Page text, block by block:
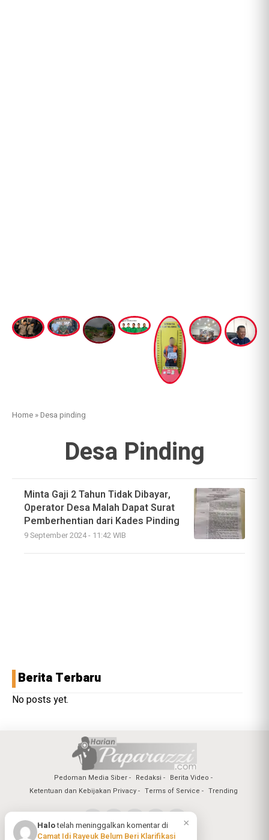
Home »Desa pinding
Desa Pinding
Minta Gaji 2 Tahun Tidak Dibayar,
Operator Desa Malah Dapat Surat
Pemberhentian dari Kades Pinding
9 September 2024 - 11:42 WIB
Berita Terbaru
No posts yet.
Pedoman Media Siber Redaksi
Berita Video
Ketentuan dan Kebijakan Privacy
Terms of Service Trending
×
Halotelah meninggalkan komentar di
Camat Idi Rayeuk Belum Beri Klarifikasi